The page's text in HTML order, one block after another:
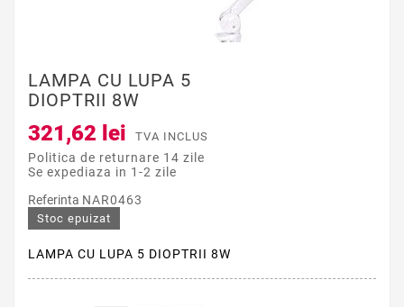
LAMPA CU LUPA 5
DIOPTRII 8W
321,62 lei TVA INCLUS
Politica de returnare 14 zile
Se expediaza in 1-2 zile
Referinta NAR0463
Stoc epuizat
LAMPA CU LUPA 5 DIOPTRII 8W